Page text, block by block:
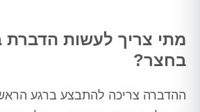
מתי צריך לעשות הדברת
בחצר?
ההדברה צריכה להתבצע ברגע